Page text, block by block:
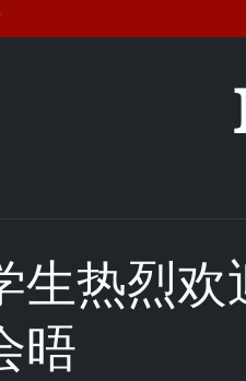
生热烈欢
晤